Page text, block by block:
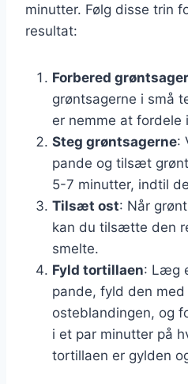
minutter. Følg disse trin
resultat:
Forbered
grøntsagerne i små
er nemme at fordele
Steg grøntsagerne:
pande og tilsæt
5-7 minutter, indtil
Tilsæt ost: Når
kan du tilsætte den
smelte.
Fyld tortillaen: Læg
pande, fyld den
osteblandingen, og
i et par minutter på
tortillaen er gylden